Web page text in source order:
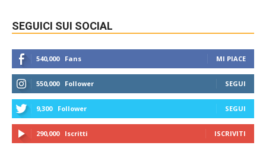
SEGUICI SUI SOCIAL
540,000 Fans MI PIACE
550,000 Follower SEGUI
9,300 Follower SEGUI
290,000 Iscritti ISCRIVITI